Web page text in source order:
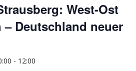
West-Ost
Deutschland neuer
- 12:00